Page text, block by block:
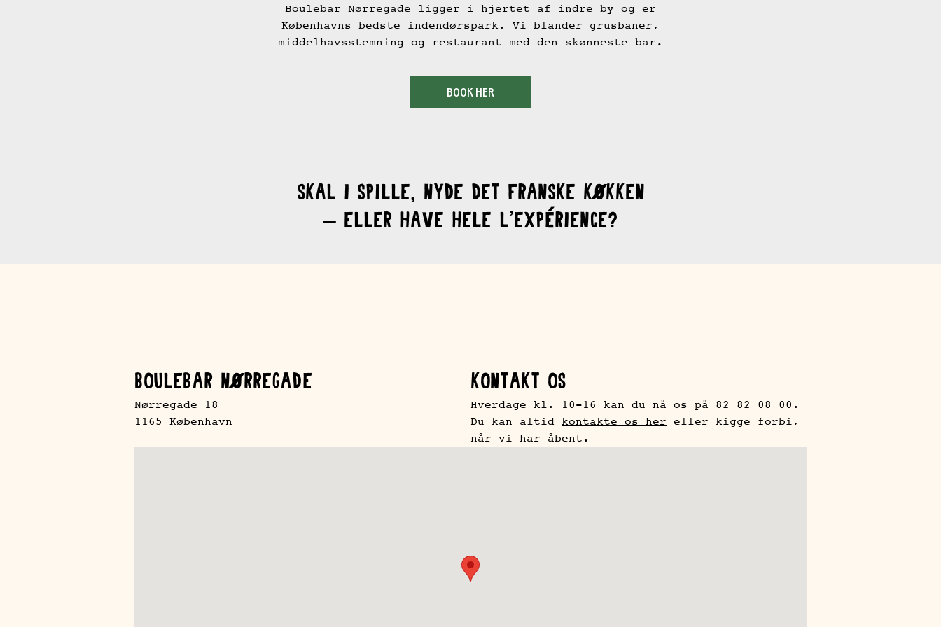
Boulebar Nørregade ligger i hjertet af indre by og er
Københavns bedste indendørspark. Vi blander grusbaner,
middelhavsstemning og restaurant med den skønneste bar.
BOOK HER
Skal I spille, nyde det franske køkken
– eller have hele l’expérience?
BOULEBAR NØRREGADE
Nørregade 18
1165 København
KONTAKT OS
Hverdage kl. 10-16 kan du nå os på 82 82 08 00.
Du kan altid kontakte os her eller kigge forbi,
når vi har åbent.